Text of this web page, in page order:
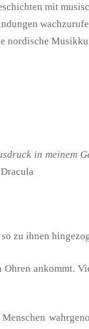
mit
in meinem
zu ihnen
ankommt.